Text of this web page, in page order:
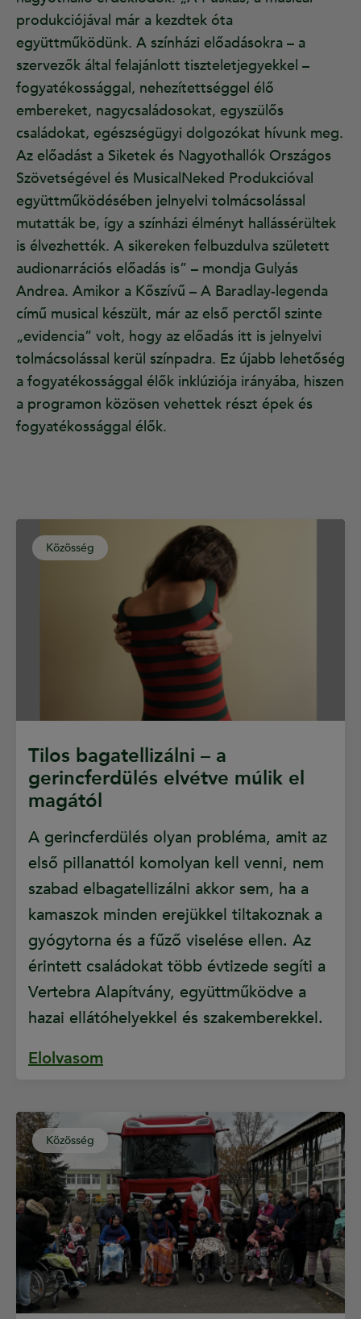
produkciójával már a kezdtek óta
együttműködünk. A színházi előadásokra – a
szervezők által felajánlott tiszteletjegyekkel –
fogyatékossággal, nehezítettséggel élő
embereket, nagycsaládosokat, egyszülős
családokat, egészségügyi dolgozókat hívunk meg.
Az előadást a Siketek és Nagyothallók Országos
Szövetségével és MusicalNeked Produkcióval
együttműködésében jelnyelvi tolmácsolással
mutatták be, így a színházi élményt hallássérültek
is élvezhették. A sikereken felbuzdulva született
audionarrációs előadás is” – mondja Gulyás
Andrea. Amikor a Kőszívű – A Baradlay-legenda
című musical készült, már az első perctől szinte
„evidencia” volt, hogy az előadás itt is jelnyelvi
tolmácsolással kerül színpadra. Ez újabb lehetőség
a fogyatékossággal élők inklúziója irányába, hiszen
a programon közösen vehettek részt épek és
fogyatékossággal élők.
Közösség
Tilos bagatellizálni – a
gerincferdülés elvétve múlik el
magától
A gerincferdülés olyan probléma, amit az
első pillanattól komolyan kell venni, nem
szabad elbagatellizálni akkor sem, ha a
kamaszok minden erejükkel tiltakoznak a
gyógytorna és a fűző viselése ellen. Az
érintett családokat több évtizede segíti a
Vertebra Alapítvány, együttműködve a
hazai ellátóhelyekkel és szakemberekkel.
Elolvasom
Közösség